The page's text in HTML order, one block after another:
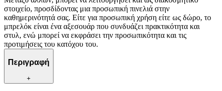
στοιχείο, προσδίδοντας μια προσωπική πινελιά στην
καθημερινότητά σας. Είτε για προσωπική χρήση είτε ως δώρο, το
μπρελόκ είναι ένα αξεσουάρ που συνδυάζει πρακτικότητα και
στυλ, ενώ μπορεί να εκφράσει την προσωπικότητα και τις
προτιμήσεις του κατόχου του.
Περιγραφή
+